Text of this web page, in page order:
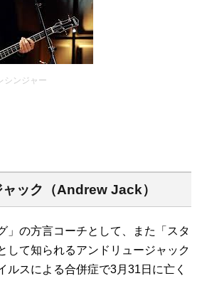
シンジャー
ック（Andrew Jack）
」の方言コーチとして、また「スタ
して知られるアンドリュージャック
ルスによる合併症で3月31日に亡く